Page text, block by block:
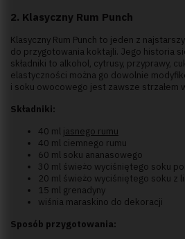
2. Klasyczny Rum Punch
Klasyczny Rum Punch to jeden z
do przygotowania koktajli. Jego historia
składniki to alkohol, cytrusy, przyprawy,
elastyczności można go dowolnie
i soku owocowego jest zawsze strzałem
Składniki:
40 ml jasnego rumu
40 ml ciemnego rumu
60 ml soku ananasowego
30 ml świeżo wyciśniętego soku
20 ml świeżo wyciśniętego soku z
15 ml grenadyny
wiśnia maraskino do dekoracji
Sposób przygotowania: